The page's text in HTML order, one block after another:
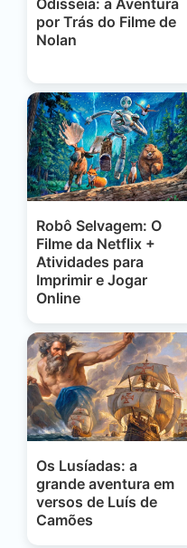
Odisseia: a Aventura
por Trás do Filme de
Nolan
Robô Selvagem: O
Filme da Netflix +
Atividades para
Imprimir e Jogar
Online
Os Lusíadas: a
grande aventura em
versos de Luís de
Camões